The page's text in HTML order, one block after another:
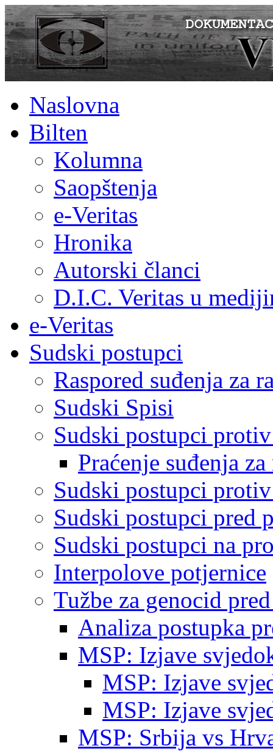
Naslovna
Bilten
Kolumna
Saopštenja
e-Veritas
Hronika
Autorski članci
D.I.C. Veritas u
e-Veritas
Sudski postupci
Raspored suđenja za
Sudski Spisi
Sudski postupci
Praćenje suđenja
Sudski postupci
Sudski postupci pred
Sudski postupci na
Interpolove potjernice
Tužbe za genocid
Analiza postupka
MSP: Izjave
MSP: Izjave
MSP: Izjave
MSP: Srbija vs